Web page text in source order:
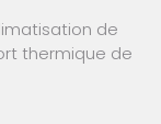
de
thermique de